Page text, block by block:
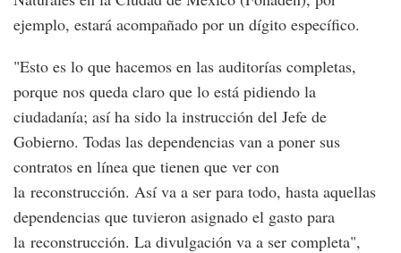
ejemplo, estará acompañado por un dígito específico.
"Esto es lo que hacemos en las auditorías completas,
porque nos queda claro que lo está pidiendo la
ciudadanía; así ha sido la instrucción del Jefe de
Gobierno. Todas las dependencias van a poner sus
contratos en línea que tienen que ver con
la reconstrucción. Así va a ser para todo, hasta aquellas
dependencias que tuvieron asignado el gasto para
la reconstrucción. La divulgación va a ser completa",